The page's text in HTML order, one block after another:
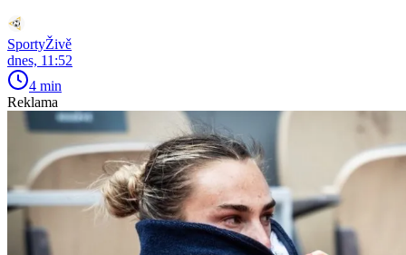
SportyŽivě
dnes, 11:52
4 min
Reklama